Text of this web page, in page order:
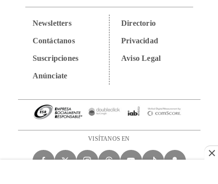
Newsletters
Contáctanos
Suscripciones
Anúnciate
Directorio
Privacidad
Aviso Legal
VISÍTANOS EN